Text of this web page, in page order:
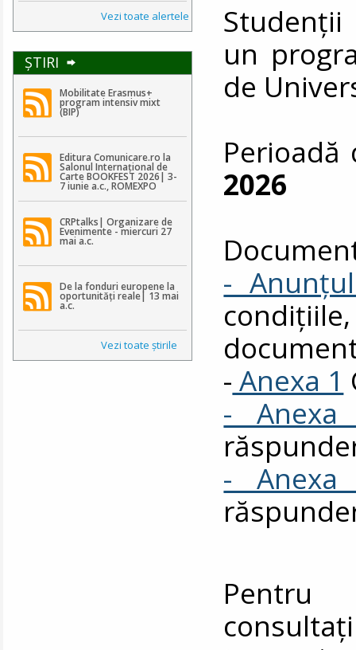
Vezi toate alertele
ŞTIRI
Mobilitate Erasmus+
program intensiv mixt
(BIP)
Editura Comunicare.ro la
Salonul Internațional de
Carte BOOKFEST 2026| 3-
7 iunie a.c., ROMEXPO
CRPtalks| Organizare de
Evenimente - miercuri 27
mai a.c.
De la fonduri europene la
oportunități reale| 13 mai
a.c.
Vezi toate ştirile
un
de
2026
-
- Anexa 1
-
-